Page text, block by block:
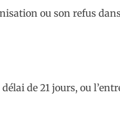
ou son refus
de 21 jours, ou